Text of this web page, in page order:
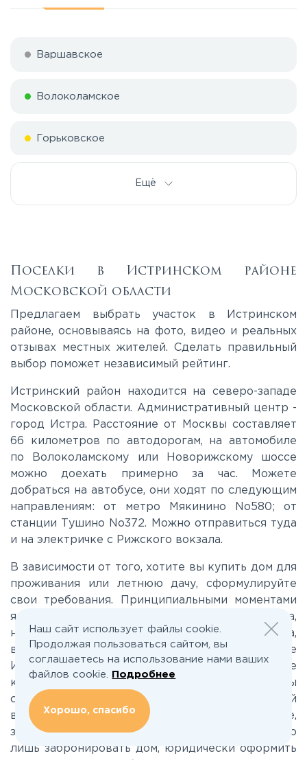
Варшавское
Волоколамское
Горьковское
Киевское
Ленинградское
Лихачевское
Минское
Новорязанское
Носовихинское
Ещё
Поселки в Истринском районе
Московской области
Предлагаем выбрать участок в Истринском
районе, основываясь на фото, видео и реальных
отзывах местных жителей. Сделать правильный
выбор поможет независимый рейтинг.
Истринский район находится на северо-западе
Московской области. Административный центр -
город Истра. Расстояние от Москвы составляет
66 километров по автодорогам, на автомобиле
по Волоколамскому или Новорижскому шоссе
можно доехать примерно за час. Можете
добраться на автобусе, они ходят по следующим
направлениям: от метро Мякинино No580; от
станции Тушино No372. Можно отправиться туда
и на электричке с Рижского вокзала.
В зависимости от того, хотите вы купить дом для
проживания или летнюю дачу, сформулируйте
свои требования. Принципиальными моментами
являются цена, размер участка и коттеджа,
наличие коммуникаций, в частности, газа, света,
водоснабжения в коттеджном поселке
Истринского района. Задав все необходимые
критерии в нашей поисковой системе, вы
сможете быстро подобрать оптимальный
вариант. Чтобы принять окончательное решение,
запишитесь на просмотр. После этого нужно
лишь забронировать дом, юридически оформить
Наш сайт использует файлы cookie.
Продолжая пользоваться сайтом, вы
соглашаетесь на использование нами ваших
файлов cookie.
Подробнее
Хорошо, спасибо